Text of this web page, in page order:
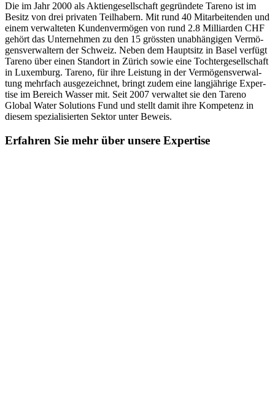
Die im Jahr 2000 als Aktien­ge­sell­schaft gegrün­dete Tareno ist im
Besitz von drei privaten Teilha­bern. Mit rund 40 Mitar­bei­tenden und
einem verwal­teten Kunden­ver­mögen von rund 2.8 Milli­arden CHF
gehört das Unter­nehmen zu den 15 grössten unabhän­gigen Vermö­
gens­ver­wal­tern der Schweiz. Neben dem Haupt­sitz in Basel verfügt
Tareno über einen Standort in Zürich sowie eine Tochter­ge­sell­schaft
in Luxem­burg. Tareno, für ihre Leistung in der Vermö­gens­ver­wal­
tung mehrfach ausge­zeichnet, bringt zudem eine langjäh­rige Exper­
tise im Bereich Wasser mit. Seit 2007 verwaltet sie den Tareno
Global Water Solutions Fund und stellt damit ihre Kompe­tenz in
diesem spezia­li­sierten Sektor unter Beweis.
Erfahren Sie mehr über unsere Exper­tise